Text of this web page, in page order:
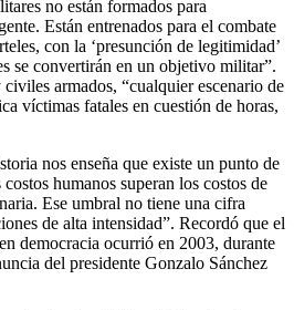
no están formados para
Están entrenados para el combate
con la ‘presunción de legitimidad’
se convertirán en un objetivo militar”.
armados, “cualquier escenario de
víctimas fatales en cuestión de horas,
nos enseña que existe un punto de
humanos superan los costos de
Ese umbral no tiene una cifra
de alta intensidad”. Recordó que el
democracia ocurrió en 2003, durante
del presidente Gonzalo Sánchez